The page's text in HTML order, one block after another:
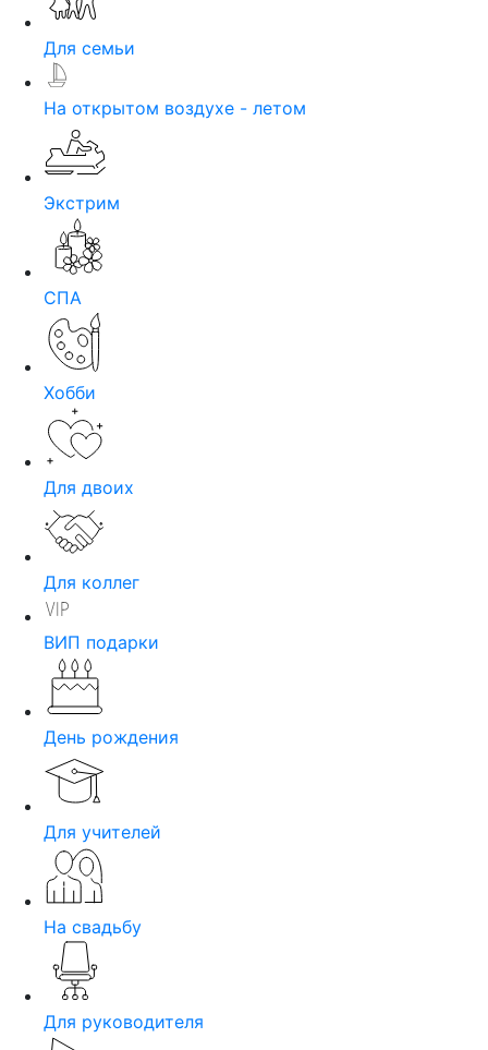
Для семьи
На открытом воздухе - летом
Экстрим
СПА
Хобби
Для двоих
Для коллег
ВИП подарки
День рождения
Для учителей
На свадьбу
Для руководителя